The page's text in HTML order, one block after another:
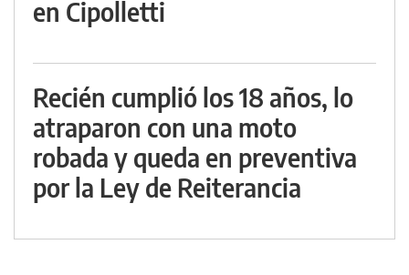
en Cipolletti
Recién cumplió los 18 años, lo
atraparon con una moto
robada y queda en preventiva
por la Ley de Reiterancia